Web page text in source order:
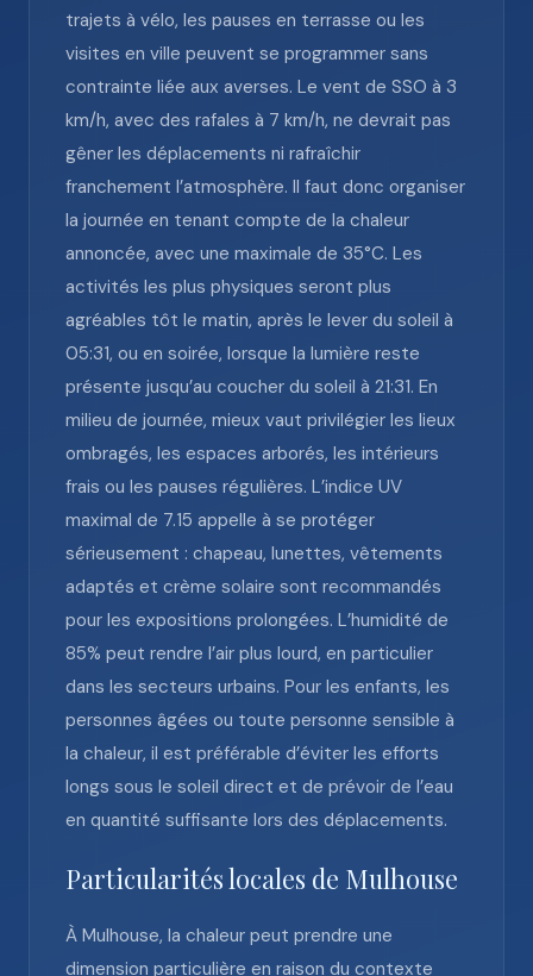
trajets à vélo, les pauses en terrasse ou les
visites en ville peuvent se programmer sans
contrainte liée aux averses. Le vent de SSO à 3
km/h, avec des rafales à 7 km/h, ne devrait pas
gêner les déplacements ni rafraîchir
franchement l’atmosphère. Il faut donc organiser
la journée en tenant compte de la chaleur
annoncée, avec une maximale de 35°C. Les
activités les plus physiques seront plus
agréables tôt le matin, après le lever du soleil à
05:31, ou en soirée, lorsque la lumière reste
présente jusqu’au coucher du soleil à 21:31. En
milieu de journée, mieux vaut privilégier les lieux
ombragés, les espaces arborés, les intérieurs
frais ou les pauses régulières. L’indice UV
maximal de 7.15 appelle à se protéger
sérieusement : chapeau, lunettes, vêtements
adaptés et crème solaire sont recommandés
pour les expositions prolongées. L’humidité de
85% peut rendre l’air plus lourd, en particulier
dans les secteurs urbains. Pour les enfants, les
personnes âgées ou toute personne sensible à
la chaleur, il est préférable d’éviter les efforts
longs sous le soleil direct et de prévoir de l’eau
en quantité suffisante lors des déplacements.
Particularités locales de Mulhouse
À Mulhouse, la chaleur peut prendre une
dimension particulière en raison du contexte